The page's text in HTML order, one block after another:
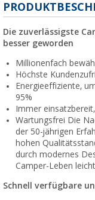
Die zuverlässigste
besser geworden
Millionenfach
Höchste
Energieeffiziente,
95%
Immer
Wartungsfrei Die
der 50-jährigen
hohen
durch modernes
Camper-Leben
Schnell verfügbare